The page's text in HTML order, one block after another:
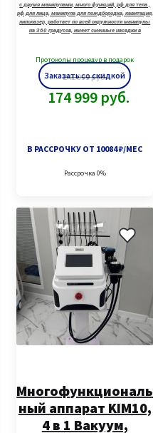
Заказать со скидкой
с двумя манипулами, много функций, рф для тела ,
рф для лица, манипула для пождбородка, кавитация,
липолазер, работает по всей окружности манипулы
на 360 градусов, имеет сменные насадки в
Протоколы процедур в подарок
241 999руб.
174 999 руб.
В РАССРОЧКУ ОТ 10084 ₽/МЕС
Рассрочка 0%
Многофункциональ
ный аппарат KIM10,
4 в 1 Вакуум,